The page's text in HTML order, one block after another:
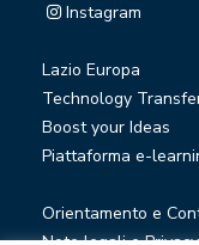
Instagram
Lazio Europa
Technology
Boost your Ideas
Piattaforma e-
Orientamento e